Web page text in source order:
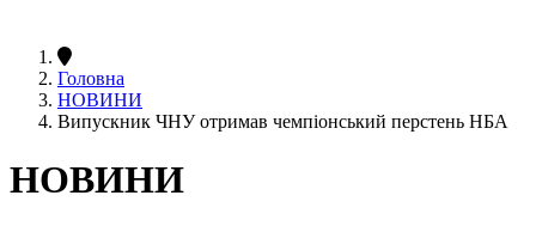
Головна
НОВИНИ
Випускник ЧНУ отримав чемпіонський перстень НБА
НОВИНИ